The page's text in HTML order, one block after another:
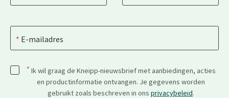
E-mailadres
* Ik wil graag de Kneipp-nieuwsbrief met aanbiedingen, acties
en productinformatie ontvangen. Je gegevens worden
gebruikt zoals beschreven in ons privacybeleid.